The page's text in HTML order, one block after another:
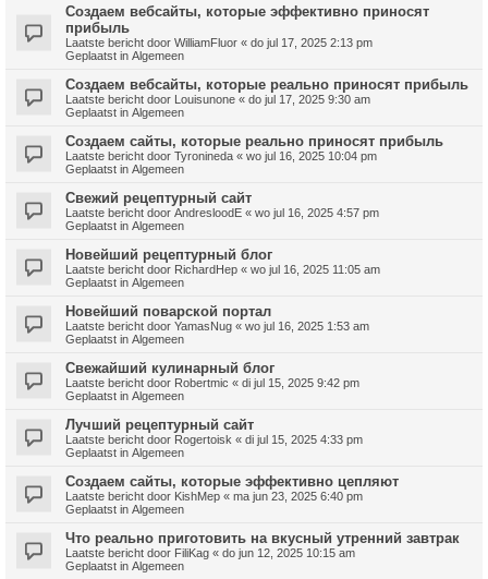
Создаем вебсайты, которые эффективно приносят
прибыль
Laatste bericht door WilliamFluor « do jul 17, 2025 2:13 pm
Geplaatst in Algemeen
Создаем вебсайты, которые реально приносят прибыль
Laatste bericht door Louisunone « do jul 17, 2025 9:30 am
Geplaatst in Algemeen
Создаем сайты, которые реально приносят прибыль
Laatste bericht door Tyronineda « wo jul 16, 2025 10:04 pm
Geplaatst in Algemeen
Свежий рецептурный сайт
Laatste bericht door AndresloodE « wo jul 16, 2025 4:57 pm
Geplaatst in Algemeen
Новейший рецептурный блог
Laatste bericht door RichardHep « wo jul 16, 2025 11:05 am
Geplaatst in Algemeen
Новейший поварской портал
Laatste bericht door YamasNug « wo jul 16, 2025 1:53 am
Geplaatst in Algemeen
Свежайший кулинарный блог
Laatste bericht door Robertmic « di jul 15, 2025 9:42 pm
Geplaatst in Algemeen
Лучший рецептурный сайт
Laatste bericht door Rogertoisk « di jul 15, 2025 4:33 pm
Geplaatst in Algemeen
Создаем сайты, которые эффективно цепляют
Laatste bericht door KishMep « ma jun 23, 2025 6:40 pm
Geplaatst in Algemeen
Что реально приготовить на вкусный утренний завтрак
Laatste bericht door FiliKag « do jun 12, 2025 10:15 am
Geplaatst in Algemeen